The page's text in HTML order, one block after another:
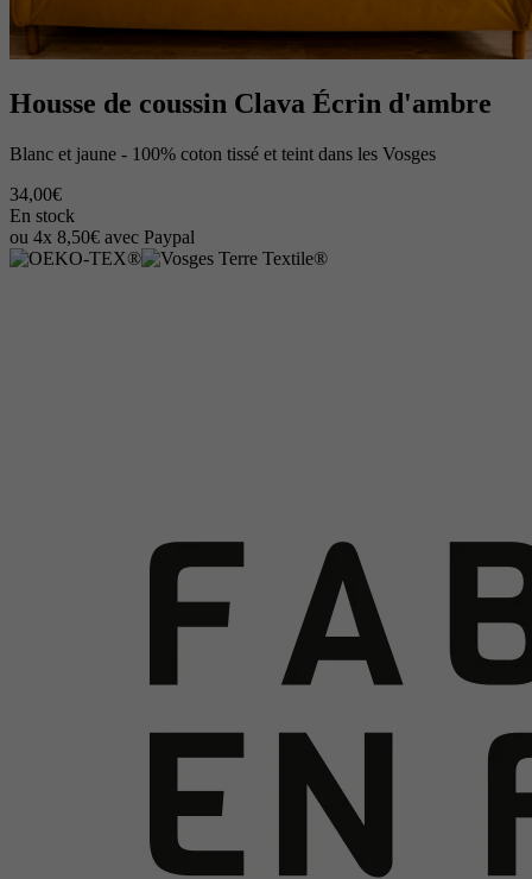
Housse de coussin Clava Écrin d'ambre
Blanc et jaune - 100% coton tissé et teint dans les Vosges
34,00€
En stock
ou 4x 8,50€ avec Paypal